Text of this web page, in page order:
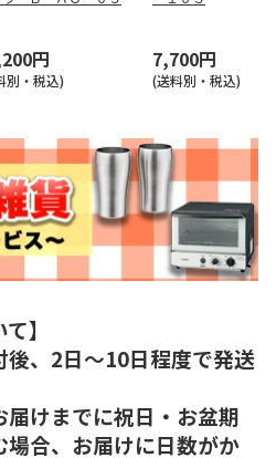
円
別・税込)
7,700円
(送料別・税込)
】
、2日～10日程度で発送
けまでに祝日・お盆期
合、お届けに日数がか